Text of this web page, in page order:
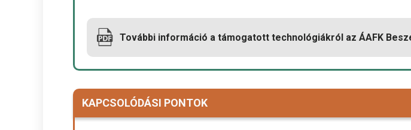
További információ a támogatott technológiákról az ÁAFK
KAPCSOLÓDÁSI PONTOK